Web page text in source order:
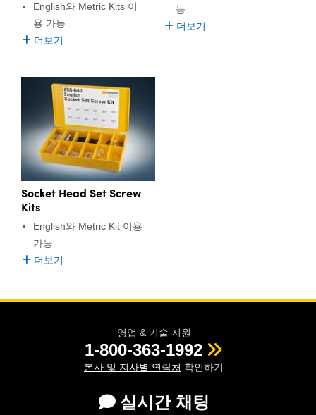
English와 Metric Kits 이
용 가능
더보기
능
더보기
Socket Head Set Screw
Kits
English와 Metric Kit 이용
가능
더보기
영업 & 기술 지원
1-800-363-1992
본사 및 지사별 연락처 확인하기
실시간 채팅